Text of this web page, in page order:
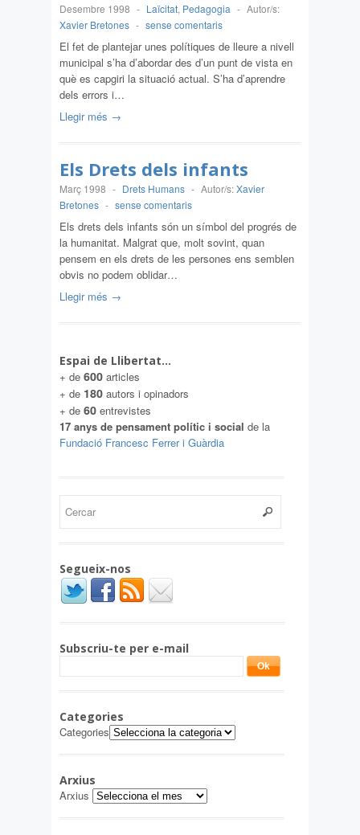
Desembre 1998 - Laïcitat, Pedagogia - Autor/s:
Xavier Bretones - sense comentaris
El fet de plantejar unes polítiques de lleure a nivell
municipal s’ha d’abordar des d’un punt de vista en
què es capgiri la situació actual. S’ha d’aprendre
dels errors i…
Llegir més →
Els Drets dels infants
Març 1998 - Drets Humans - Autor/s:Xavier
Bretones - sense comentaris
Els drets dels infants són un símbol del progrés de
la humanitat. Malgrat que, molt sovint, quan
pensem en els drets de les persones ens semblen
obvis no podem oblidar…
Llegir més →
Espai de Llibertat…
+ de 600 articles
+ de 180 autors i opinadors
+ de 60 entrevistes
17 anys de pensament polític i social de la
Fundació Francesc Ferrer i Guàrdia
Segueix-nos
Subscriu-te per e-mail
Categories
Categories
Arxius
Arxius